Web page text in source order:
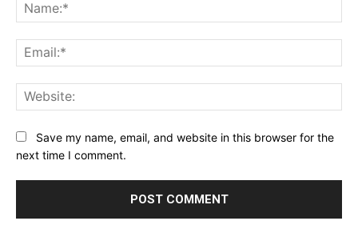
Save my name, email, and website in this browser for the
next time I comment.